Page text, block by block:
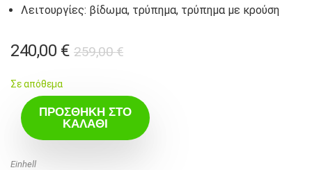
Λειτουργίες: βίδωμα, τρύπημα, τρύπημα με κρούση
259,00€Original
259,00 €.
240,00 €
Η
είναι:
240,00 €.
Σε απόθεμα
ΠΡΟΣΘΉΚΗ ΣΤΟ
ΚΑΛΆΘΙ
Einhell